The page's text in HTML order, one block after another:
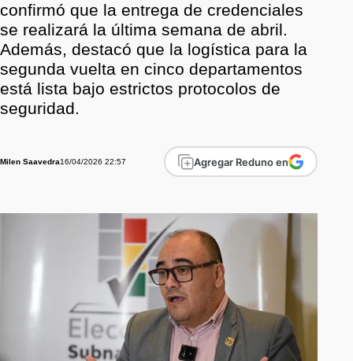
confirmó que la entrega de credenciales
se realizará la última semana de abril.
Además, destacó que la logística para la
segunda vuelta en cinco departamentos
está lista bajo estrictos protocolos de
seguridad.
Milen Saavedra16/04/2026 22:57 Agregar Reduno en